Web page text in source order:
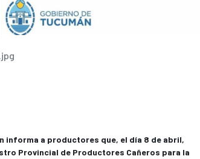
informa a productores que, el día 8 de abril,
Provincial de Productores Cañeros para la